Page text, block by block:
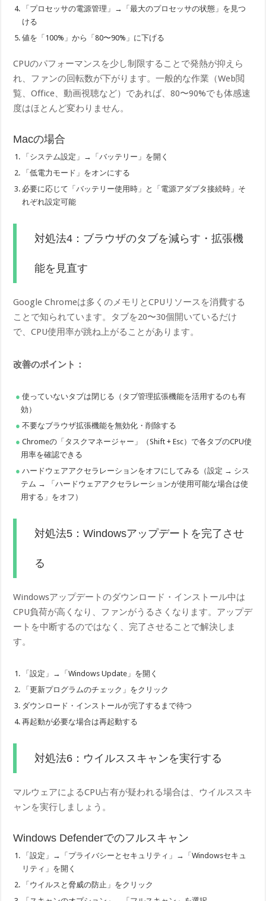
「プロセッサの電源管理」→「最大のプロセッサの状態」を見つ
ける
値を「100%」から「80〜90%」に下げる
CPUのパフォーマンスを少し制限することで発熱が抑えら
れ、ファンの回転数が下がります。一般的な作業（Web閲
覧、Office、動画視聴など）であれば、80〜90%でも体感速
度はほとんど変わりません。
Macの場合
「システム設定」→「バッテリー」を開く
「低電力モード」をオンにする
必要に応じて「バッテリー使用時」と「電源アダプタ接続時」そ
れぞれ設定可能
対処法4：ブラウザのタブを減らす・拡張機
能を見直す
Google Chromeは多くのメモリとCPUリソースを消費する
ことで知られています。タブを20〜30個開いているだけ
で、CPU使用率が跳ね上がることがあります。
改善のポイント：
使っていないタブは閉じる（タブ管理拡張機能を活用するのも有
効）
不要なブラウザ拡張機能を無効化・削除する
Chromeの「タスクマネージャー」（Shift + Esc）で各タブのCPU使
用率を確認できる
ハードウェアアクセラレーションをオフにしてみる（設定 → シス
テム → 「ハードウェアアクセラレーションが使用可能な場合は使
用する」をオフ）
対処法5：Windowsアップデートを完了させ
る
Windowsアップデートのダウンロード・インストール中は
CPU負荷が高くなり、ファンがうるさくなります。アップデ
ートを中断するのではなく、完了させることで解決しま
す。
「設定」→「Windows Update」を開く
「更新プログラムのチェック」をクリック
ダウンロード・インストールが完了するまで待つ
再起動が必要な場合は再起動する
対処法6：ウイルススキャンを実行する
マルウェアによるCPU占有が疑われる場合は、ウイルススキ
ャンを実行しましょう。
Windows Defenderでのフルスキャン
「設定」→「プライバシーとセキュリティ」→「Windowsセキュ
リティ」を開く
「ウイルスと脅威の防止」をクリック